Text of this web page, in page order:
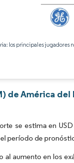
los principales jugadores
de América
se estima en
período de
aumento en los